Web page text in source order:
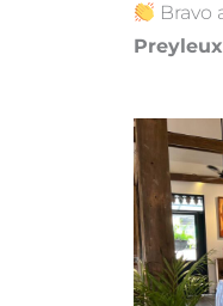
Bravo
Preyleux